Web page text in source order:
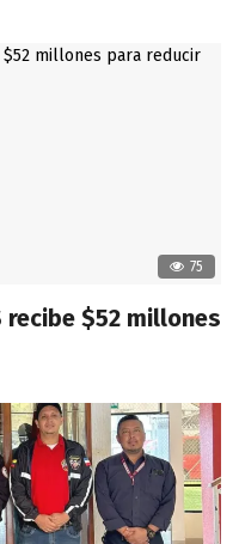
75
recibe $52 millones